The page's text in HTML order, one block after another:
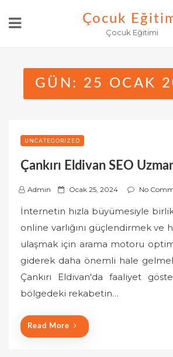
Çocuk
Çocuk Eğitimi
GÜN: 25 OCAK
UNCATEGORIZED
Çankırı Eldivan SEO
Admin
P
s
t
e
d
o
Ocak 25, 2024 No
İnternetin hızla büyümesiyle
online varlığını güçlendirmek ve
ulaşmak için arama motoru
giderek daha önemli hale
Çankırı Eldivan'da faaliyet
bölgedeki rekabetin…
Read More